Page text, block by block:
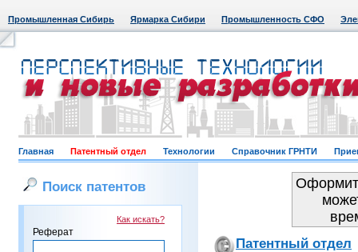
Промышленная Сибирь Ярмарка Сибири Промышленность СФО
Главная Патентный отдел Технологии Справочник ГРНТИ
Поиск патентов
Как искать?
Реферат
Патентный отдел